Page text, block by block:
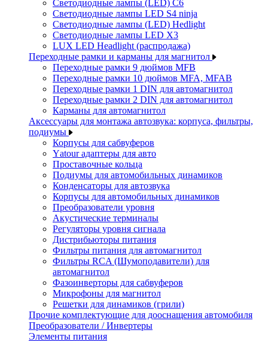
Светодиодные лампы (LED) C6
Светодиодные лампы LED S4 ninja
Светодиодные лампы (LED) Hedlight
Светодиодные лампы LED X3
LUX LED Headlight (распродажа)
Переходные рамки и карманы для магнитол
Переходные рамки 9 дюймов MFB
Переходные рамки 10 дюймов MFA, MFAB
Переходные рамки 1 DIN для автомагнитол
Переходные рамки 2 DIN для автомагнитол
Карманы для автомагнитол
Аксессуары для монтажа автозвука: корпуса, фильтры,
подиумы
Корпусы для сабвуферов
Yаtour адаптеры для авто
Проставочные кольца
Подиумы для автомобильных динамиков
Конденсаторы для автозвука
Корпусы для автомобильных динамиков
Преобразователи уровня
Акустические терминалы
Регуляторы уровня сигнала
Дистрибьюторы питания
Фильтры питания для автомагнитол
Фильтры RCA (Шумоподавители) для
автомагнитол
Фазоинверторы для сабвуферов
Микрофоны для магнитол
Решетки для динамиков (грили)
Прочие комплектующие для дооснащения автомобиля
Преобразователи / Инвертеры
Элементы питания